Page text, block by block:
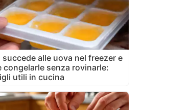
succede alle uova nel freezer e
congelarle senza rovinarle:
utili in cucina